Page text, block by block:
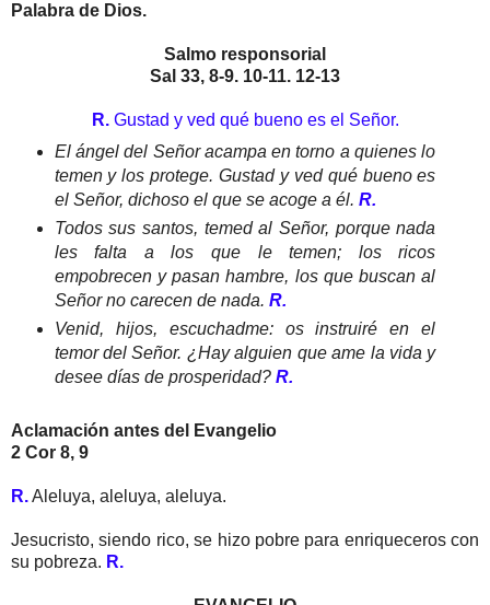
Palabra de Dios.
Salmo responsorial
Sal 33, 8-9. 10-11. 12-13
R.Gustad y ved qué bueno es el Señor.
El ángel del Señor acampa en torno a quienes lo
temen y los protege. Gustad y ved qué bueno es
el Señor, dichoso el que se acoge a él. R.
Todos sus santos, temed al Señor, porque nada
les falta a los que le temen; los ricos
empobrecen y pasan hambre, los que buscan al
Señor no carecen de nada. R.
Venid, hijos, escuchadme: os instruiré en el
temor del Señor. ¿Hay alguien que ame la vida y
desee días de prosperidad? R.
Aclamación antes del Evangelio
2 Cor 8, 9
R.Aleluya, aleluya, aleluya.
Jesucristo, siendo rico, se hizo pobre para enriqueceros con
su pobreza. R.